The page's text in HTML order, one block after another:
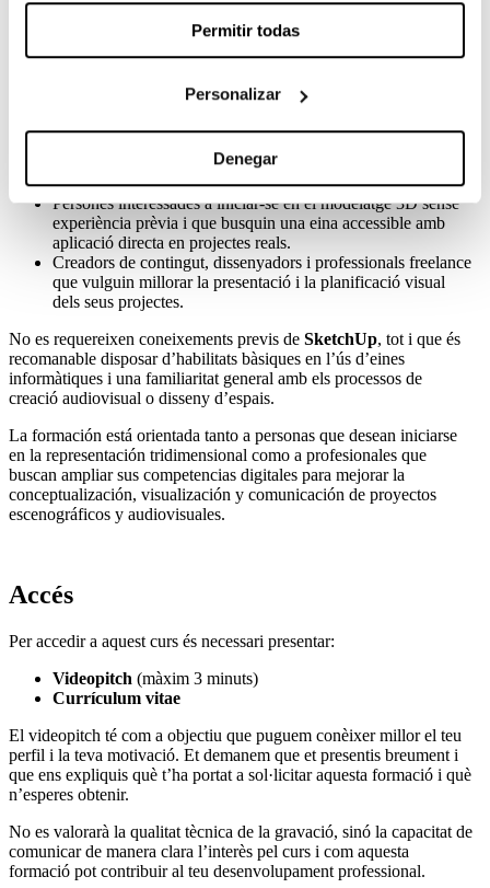
Permitir todas
Personalizar
Denegar
Estudiants i titulats en cinema, comunicació audiovisual,
d’espais o disciplines creatives afins.
Professionals dels departaments d’art, direcció artística,
producció o localitzacions que vulguin incorporar eines de
presentar propostes espacials de manera més eficient i
professional.
Persones interessades a iniciar-se en el modelatge 3D sense
experiència prèvia i que busquin una eina accessible amb
aplicació directa en projectes reals.
Creadors de contingut, dissenyadors i professionals freelance
que vulguin millorar la presentació i la planificació visual
dels seus projectes.
No es requereixen coneixements previs de SketchUp, tot i que és
recomanable disposar d’habilitats bàsiques en l’ús d’eines
informàtiques i una familiaritat general amb els processos de
creació audiovisual o disseny d’espais.
La formación está orientada tanto a personas que desean iniciarse
en la representación tridimensional como a profesionales que
buscan ampliar sus competencias digitales para mejorar la
conceptualización, visualización y comunicación de proyectos
escenográficos y audiovisuales.
Accés
Per accedir a aquest curs és necessari presentar:
Videopitch (màxim 3 minuts)
Currículum vitae
El videopitch té com a objectiu que puguem conèixer millor el teu
perfil i la teva motivació. Et demanem que et presentis breument i
que ens expliquis què t’ha portat a sol·licitar aquesta formació i què
n’esperes obtenir.
No es valorarà la qualitat tècnica de la gravació, sinó la capacitat de
comunicar de manera clara l’interès pel curs i com aquesta
formació pot contribuir al teu desenvolupament professional.